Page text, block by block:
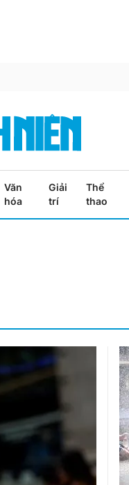
Văn
hóa
Giải
trí
Thể
thao